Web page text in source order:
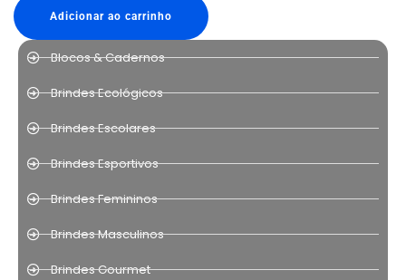
Adicionar ao carrinho
Blocos & Cadernos
Brindes Ecológicos
Brindes Escolares
Brindes Esportivos
Brindes Femininos
Brindes Masculinos
Brindes Gourmet